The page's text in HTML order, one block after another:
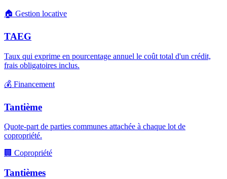
🏠 Gestion locative
TAEG
Taux qui exprime en pourcentage annuel le coût total d'un crédit,
frais obligatoires inclus.
💰 Financement
Tantième
Quote-part de parties communes attachée à chaque lot de
copropriété.
🏢 Copropriété
Tantièmes